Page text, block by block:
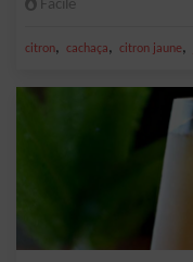
Facile
citron, cachaça, citron jaune,